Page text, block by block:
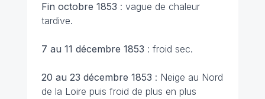
Fin octobre 1853 : vague de chaleur
tardive.
7 au 11 décembre 1853 : froid sec.
20 au 23 décembre 1853 : Neige au Nord
de la Loire puis froid de plus en plus